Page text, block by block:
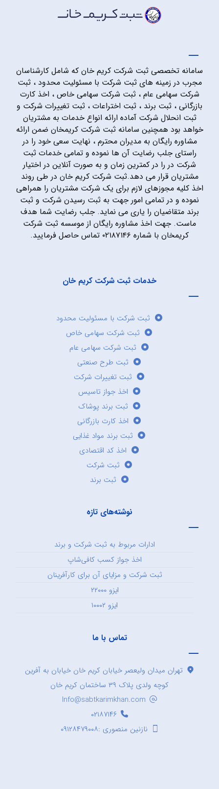
سامانه تخصصی ثبت شرکت کریم خان که شامل کارشناسان
مجرب در زمینه های ثبت شرکت با مسئولیت محدود ، ثبت
شرکت سهامی عام ، ثبت شرکت سهامی خاص ، اخذ کارت
بازرگانی ، ثبت برند ، ثبت اختراعات ، ثبت تغییرات شرکت و
ثبت انحلال شرکت آماده ارائه انواع خدمات به مشتریان
خواهد بود همچنین سامانه ثبت شرکت کریمخان ضمن ارائه
مشاوره رایگان به مدیران محترم ، نهایت سعی خود را در
راستای جلب رضایت آن ها نموده و تمامی خدمات ثبت
شرکت در را در کمترین زمان و به صورت آنلاین در اختیار
مشتریان قرار می دهد.ثبت شرکت کریم خان در طی روند
اخذ کلیه مجوزهای لازم برای یک شرکت مشتریان را همراهی
نموده و در تمامی امور جهت به ثبت رسیدن شرکت و ثبت
برند متقاضیان را یاری می نماید. جلب رضایت شما هدف
ماست. جهت اخذ مشاوره رایگان از موسسه ثبت شرکت
کریمخان با شماره ۰۲۱۸۷۱۴۶ تماس حاصل فرمایید.
خدمات ثبت شرکت کریم خان
ثبت شرکت با مسئولیت محدود
ثبت شرکت سهامی خاص
ثبت شرکت سهامی عام
ثبت طرح صنعتی
ثبت تغییرات شرکت
اخذ جواز تاسیس
ثبت برند پوشاک
اخذ کارت بازرگانی
ثبت برند مواد غذایی
اخذ کد اقتصادی
ثبت شرکت
ثبت برند
نوشته‌های تازه
ادارات مربوط به ثبت شرکت و برند
اخذ جواز کسب کافی‌شاپ
ثبت شرکت و مزایای آن برای کارآفرینان
ایزو ۲۲۰۰۰
ایزو ۱۰۰۰۲
تماس با ما
تهران میدان ولیعصر خیابان کریم خان خیابان به آفرین
کوچه ولدی پلاک ۳۹ ساختمان کریم خان
Info@sabtkarimkhan.com
۰۲۱۸۷۱۴۶
نازنین منصوری :۰۹۱۲۸۴۷۹۰۰۸